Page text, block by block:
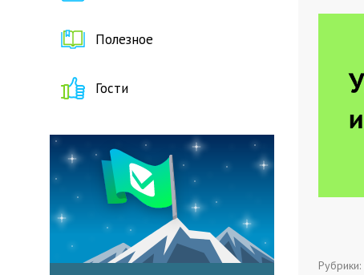
Полезное
Гости
Рубрики: